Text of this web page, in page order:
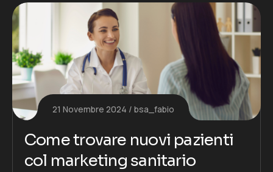
21 Novembre 2024 bsa_fabio
Come trovare nuovi pazienti
col marketing sanitario